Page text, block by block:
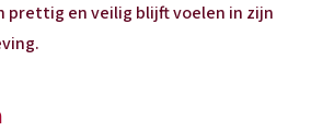
prettig en veilig blijft voelen in zijn